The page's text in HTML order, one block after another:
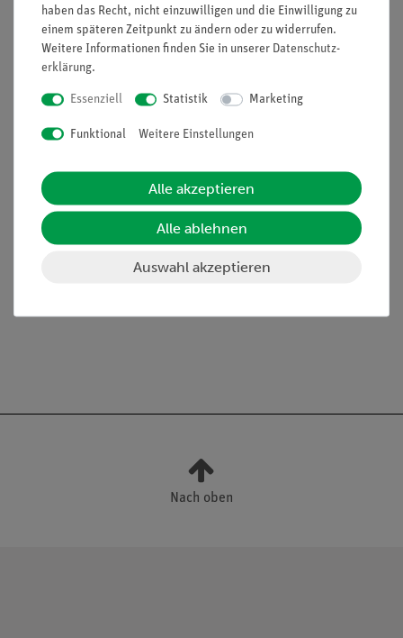
Weglose Kraftmessung durch Kompensationsmethode
vermeidet Messfehler infolge Influenz.
Ausstattung und technische
Daten
Extrem leichte Konduktorkugeln (Kunststoff mit
am Hebelarm des Torsionskraftmessers.
Aufhängebalken: 370 mm.
Nach oben
haben das Recht, nicht einzuwilligen und die Einwilligung zu
einem späteren Zeitpunkt zu ändern oder zu widerrufen.
Weitere Informationen finden Sie in unserer Daten­schutz­
erklärung.
Essenziell Statistik Marketing
Funktional Weitere Einstellungen
Alle akzeptieren
Alle ablehnen
Auswahl akzeptieren